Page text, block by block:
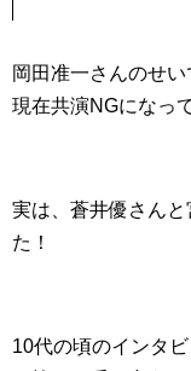
岡田准一さんのせ
現在共演NGになっ
実は、蒼井優さん
た！
10代の頃のインタ